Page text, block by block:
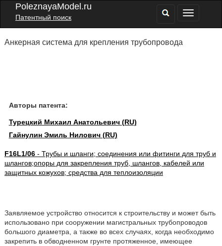
PoleznayaModel.ru
Патентный поиск
Анкерная система для крепления трубопровода
Авторы патента:
Турецкий Михаил Анатольевич (RU)
Гайнулин Эмиль Нилович (RU)
F16L1/06- Трубы и шланги; соединения или фитинги для труб и
шлангов;опоры для закрепления труб, шлангов, кабелей или
защитных кожухов; средства для теплоизоляции
Заявляемое устройство относится к строительству и может быть
использовано при сооружении магистральных трубопроводов
большого диаметра, а также во всех случаях, когда необходимо
закрепить в обводненном грунте протяженное, имеющее